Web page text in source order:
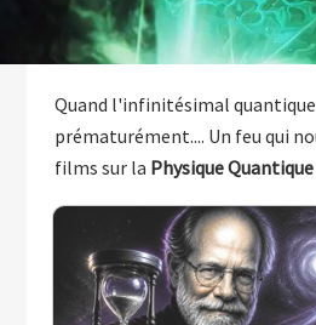
Quand l'infinitésimal
prématurément.... Un feu qui
films sur la Physique Quantique